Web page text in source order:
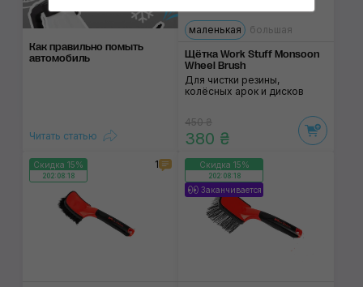
Как правильно помыть
автомобиль
Читать статью
маленькая большая
Щётка Work Stuff Monsoon
Wheel Brush
Для чистки резины,
колёсных арок и дисков
450 ₴
380 ₴
Скидка 15%
202:08:17
1 Скидка 15%
202:08:17
Заканчивается